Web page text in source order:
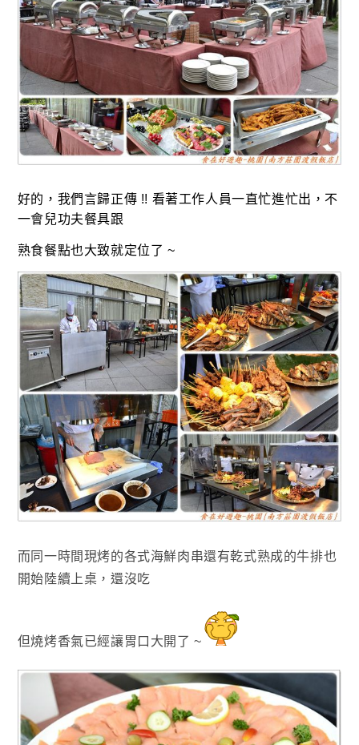
好的，我們言歸正傳 !! 看著工作人員一直忙進忙出 ，不
一會兒功夫餐具跟
熟食餐點也大致就定位了 ~
而同一時間現烤的各式海鮮肉串還有乾式熟成的牛排也
開始陸續上桌 ，還沒吃
但燒烤香氣已經讓胃口大開了 ~